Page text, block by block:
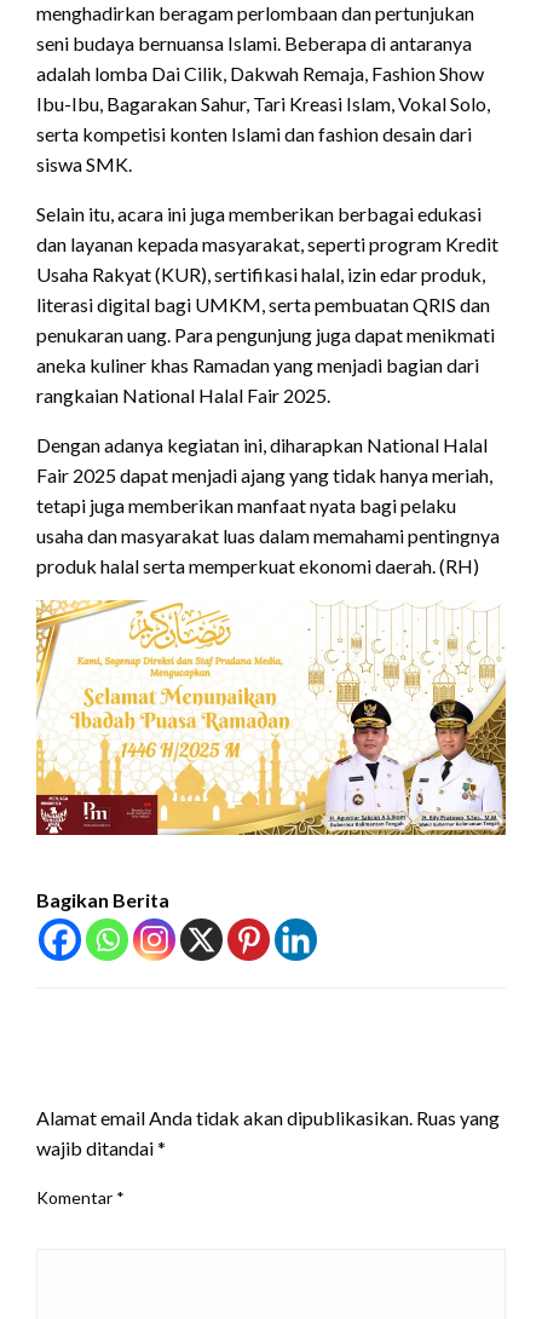
menghadirkan beragam perlombaan dan pertunjukan
seni budaya bernuansa Islami. Beberapa di antaranya
adalah lomba Dai Cilik, Dakwah Remaja, Fashion Show
Ibu-Ibu, Bagarakan Sahur, Tari Kreasi Islam, Vokal Solo,
serta kompetisi konten Islami dan fashion desain dari
siswa SMK.
Selain itu, acara ini juga memberikan berbagai edukasi
dan layanan kepada masyarakat, seperti program Kredit
Usaha Rakyat (KUR), sertifikasi halal, izin edar produk,
literasi digital bagi UMKM, serta pembuatan QRIS dan
penukaran uang. Para pengunjung juga dapat menikmati
aneka kuliner khas Ramadan yang menjadi bagian dari
rangkaian National Halal Fair 2025.
Dengan adanya kegiatan ini, diharapkan National Halal
Fair 2025 dapat menjadi ajang yang tidak hanya meriah,
tetapi juga memberikan manfaat nyata bagi pelaku
usaha dan masyarakat luas dalam memahami pentingnya
produk halal serta memperkuat ekonomi daerah. (RH)
Bagikan Berita
Alamat email Anda tidak akan dipublikasikan. Ruas yang
wajib ditandai*
Komentar *